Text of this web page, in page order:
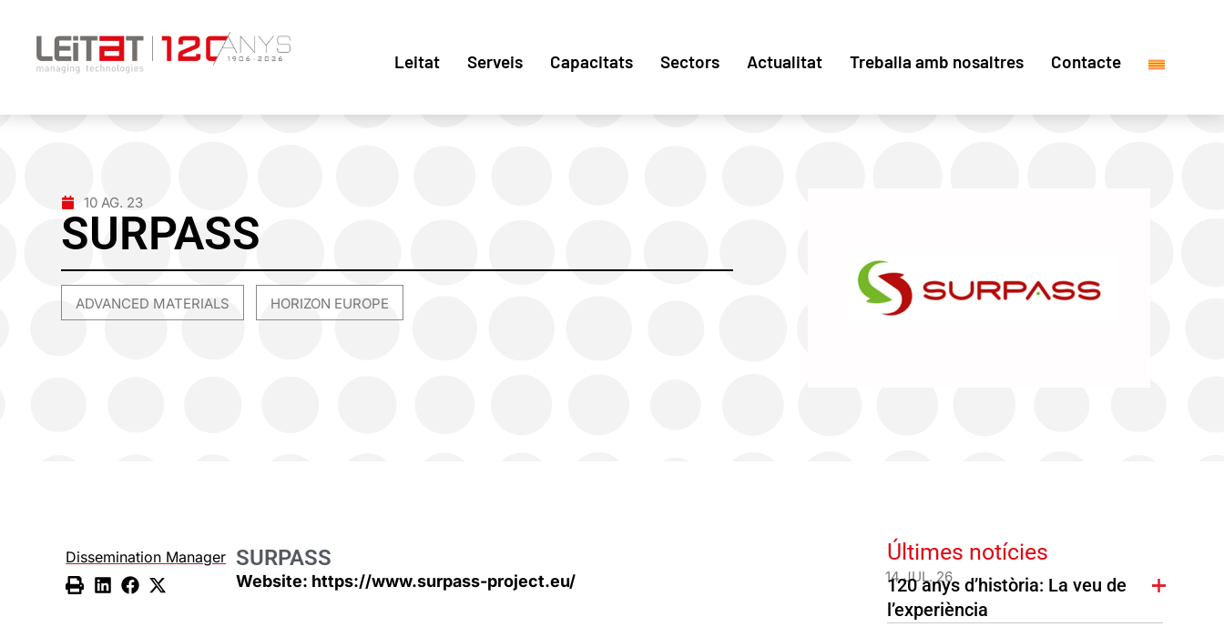
Leitat Serveis Capacitats Sectors Actualitat Treballa amb nosaltres Contacte
10 AG. 23
SURPASS
ADVANCED MATERIALS HORIZON EUROPE
Dissemination Manager SURPASS
Website: https://www.surpass-project.eu/
Últimes notícies
14 JUL. 26
120 anys d’història: La veu de
l’experiència